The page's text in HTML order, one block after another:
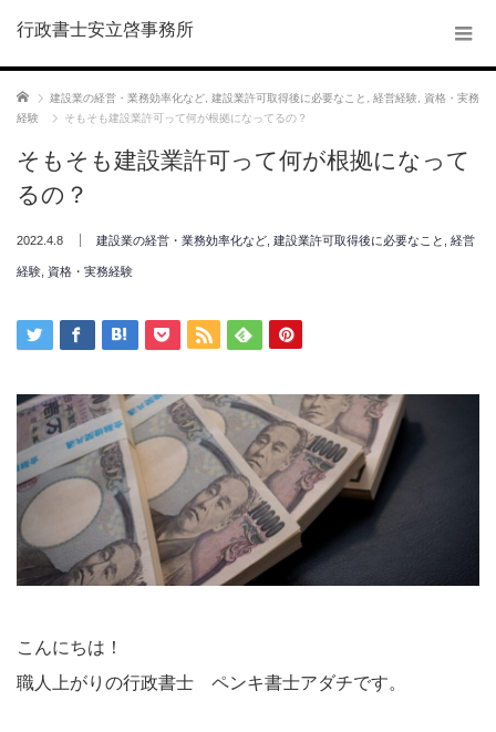
行政書士安立啓事務所
ホーム 建設業の経営・業務効率化など 建設業許可取得後に必要なこと 経営経験
資格・実務
経験
そもそも建設業許可って何が根拠になってるの？
そもそも建設業許可って何が根拠になって
るの？
2022.4.8 建設業の経営・業務効率化など 建設業許可取得後に必要なこと 経営
経験 資格・実務経験
こんにちは！
職人上がりの行政書士 ペンキ書士アダチです。